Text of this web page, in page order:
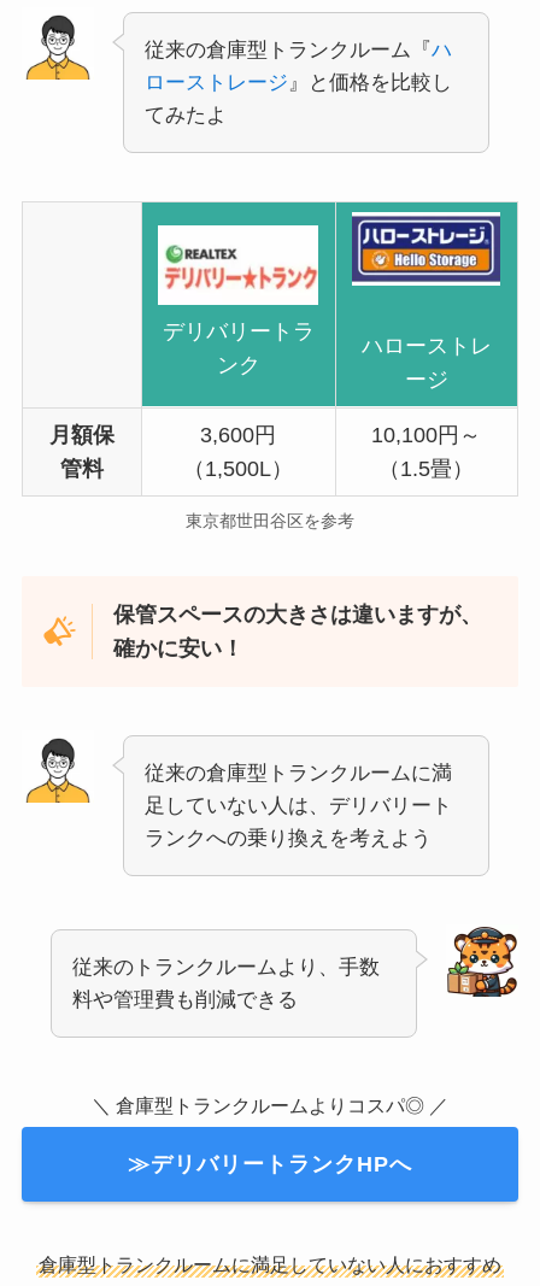
従来の倉庫型トランクルーム『ハ
ローストレージ 』と価格を比較し
てみたよ
デリバリートラ
ンク
ハローストレ
ージ
月額保
管料
3,600円
（1,500L）
10,100円～
（1.5畳）
東京都世田谷区を参考
保管スペースの大きさは違いますが、
確かに安い！
従来の倉庫型トランクルームに満
足していない人は、デリバリート
ランクへの乗り換えを考えよう
従来のトランクルームより、手数
料や管理費も削減できる
＼ 倉庫型トランクルームよりコスパ◎ ／
≫デリバリートランクHPへ
倉庫型トランクルームに満足していない人におすすめ